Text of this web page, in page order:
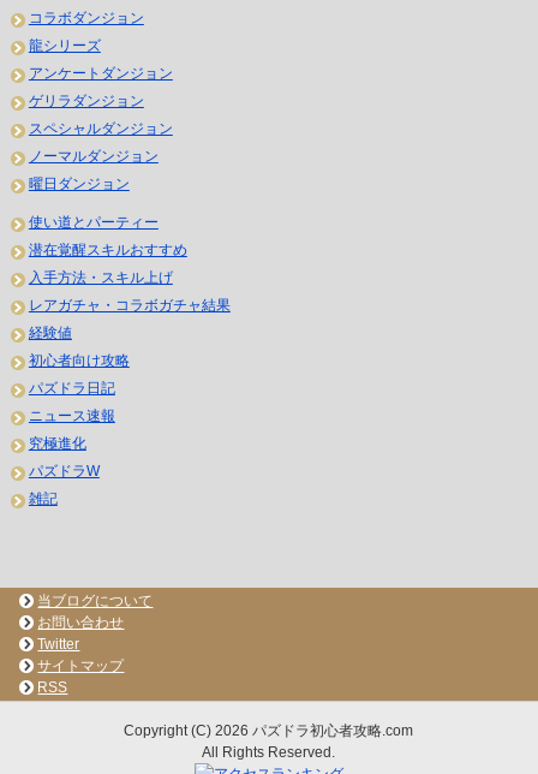
コラボダンジョン
龍シリーズ
アンケートダンジョン
ゲリラダンジョン
スペシャルダンジョン
ノーマルダンジョン
曜日ダンジョン
使い道とパーティー
潜在覚醒スキルおすすめ
入手方法・スキル上げ
レアガチャ・コラボガチャ結果
経験値
初心者向け攻略
パズドラ日記
ニュース速報
究極進化
パズドラW
雑記
当ブログについて
お問い合わせ
Twitter
サイトマップ
RSS
Copyright (C) 2026 パズドラ初心者攻略.com
All Rights Reserved.